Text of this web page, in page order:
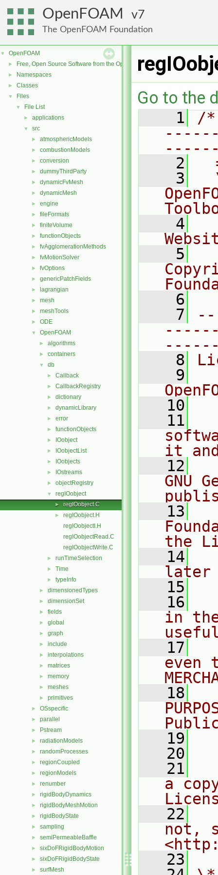
OpenFOAM 7
The OpenFOAM Foundation
▼ OpenFOAM
► Free, Open Source Software from the OpenFOAM Foundation
► Namespaces
► Classes
▼ Files
▼ File List
► applications
▼ src
► atmosphericModels
► combustionModels
► conversion
► dummyThirdParty
► dynamicFvMesh
► dynamicMesh
► engine
► fileFormats
► finiteVolume
► functionObjects
► fvAgglomerationMethods
► fvMotionSolver
► fvOptions
► genericPatchFields
► lagrangian
► mesh
► meshTools
► ODE
▼ OpenFOAM
► algorithms
► containers
▼ db
► Callback
► CallbackRegistry
► dictionary
► dynamicLibrary
► error
► functionObjects
► IOobject
► IOobjectList
► IOobjects
► IOstreams
► objectRegistry
▼ regIOobject
► regIOobject.C
►
regIOobject.H
regIOobjectI.H
regIOobjectRead.C
regIOobjectWrite.C
► runTimeSelection
► Time
► typeInfo
► dimensionedTypes
► dimensionSet
► fields
► global
► graph
► include
► interpolations
► matrices
► memory
► meshes
► primitives
► OSspecific
► parallel
► Pstream
► radiationModels
► randomProcesses
► regionCoupled
► regionModels
► renumber
► rigidBodyDynamics
► rigidBodyMeshMotion
► rigidBodyState
► sampling
► semiPermeableBaffle
► sixDoFRigidBodyMotion
► sixDoFRigidBodyState
► surfMesh
Go to the
    1
/
    2
    3
    4
    5
    6
    7
    8
    9
   10
   11
it
   12
GNU
   13
the
   14
later
   15
   16
in
   17
even
   18
   19
   20
   21
a
   22
not,
   23